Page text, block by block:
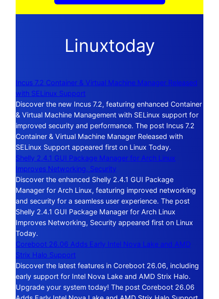
Linuxtoday
Incus 7.2 Container & Virtual Machine Manager Released
with SELinux Support
Discover the new Incus 7.2, featuring enhanced Container
& Virtual Machine Management with SELinux support for
improved security and performance. The post Incus 7.2
Container & Virtual Machine Manager Released with
SELinux Support appeared first on Linux Today.
Shelly 2.4.1 GUI Package Manager for Arch Linux
Improves Networking, Security
Discover the enhanced Shelly 2.4.1 GUI Package
Manager for Arch Linux, featuring improved networking
and security for a seamless user experience. The post
Shelly 2.4.1 GUI Package Manager for Arch Linux
Improves Networking, Security appeared first on Linux
Today.
Coreboot 26.06 Adds Early Intel Nova Lake and AMD
Strix Halo Support
Discover the latest features in Coreboot 26.06, including
early support for Intel Nova Lake and AMD Strix Halo.
Upgrade your system today! The post Coreboot 26.06